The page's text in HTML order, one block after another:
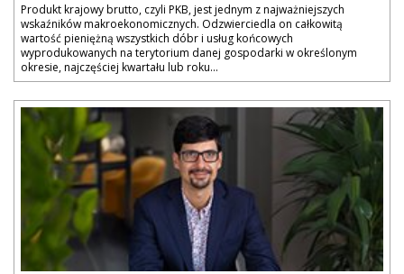
Produkt krajowy brutto, czyli PKB, jest jednym z najważniejszych
wskaźników makroekonomicznych. Odzwierciedla on całkowitą
wartość pieniężną wszystkich dóbr i usług końcowych
wyprodukowanych na terytorium danej gospodarki w określonym
okresie, najczęściej kwartału lub roku...